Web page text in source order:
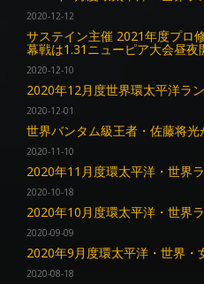
2020-12-12
サステイン主催 2021年度プロ
幕戦は1.31ニューピア大会昼夜
2020-12-10
2020年12月度世界環太平洋ラ
2020-12-01
世界バンタム級王者・佐藤将
2020-11-10
2020年11月度環太平洋・世界
2020-10-18
2020年10月度環太平洋・世界
2020-09-09
2020年9月度環太平洋・世界・
2020-08-18